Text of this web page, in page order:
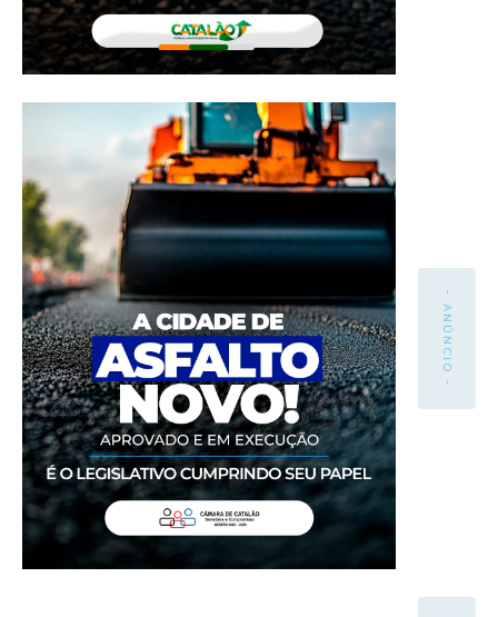
- ANÚNCIO -